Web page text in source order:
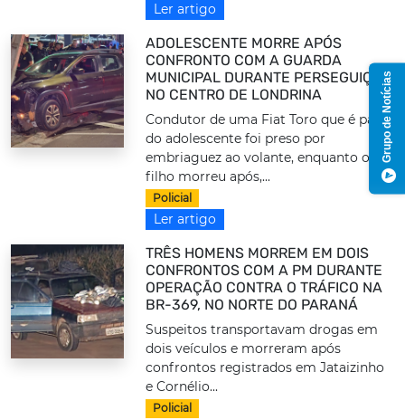
Ler artigo
ADOLESCENTE MORRE APÓS
CONFRONTO COM A GUARDA
MUNICIPAL DURANTE PERSEGUIÇÃO
NO CENTRO DE LONDRINA
Condutor de uma Fiat Toro que é pai
do adolescente foi preso por
embriaguez ao volante, enquanto o
filho morreu após,...
Policial
Ler artigo
TRÊS HOMENS MORREM EM DOIS
CONFRONTOS COM A PM DURANTE
OPERAÇÃO CONTRA O TRÁFICO NA
BR-369, NO NORTE DO PARANÁ
Suspeitos transportavam drogas em
dois veículos e morreram após
confrontos registrados em Jataizinho
e Cornélio...
Policial
Grupo de Notícias